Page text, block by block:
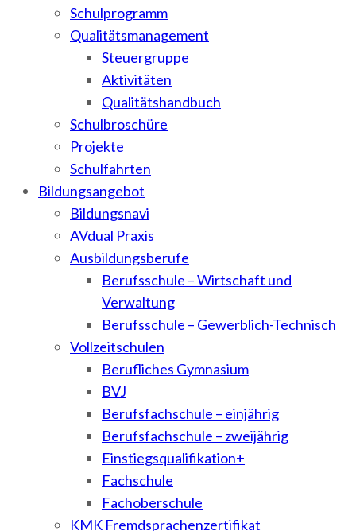
Schulprogramm
Qualitätsmanagement
Steuergruppe
Aktivitäten
Qualitätshandbuch
Schulbroschüre
Projekte
Schulfahrten
Bildungsangebot
Bildungsnavi
AVdual Praxis
Ausbildungsberufe
Berufsschule – Wirtschaft und
Verwaltung
Berufsschule – Gewerblich-Technisch
Vollzeitschulen
Berufliches Gymnasium
BVJ
Berufsfachschule – einjährig
Berufsfachschule – zweijährig
Einstiegsqualifikation+
Fachschule
Fachoberschule
KMK Fremdsprachenzertifikat